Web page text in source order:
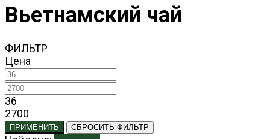
Вьетнамский чай
ФИЛЬТР
Цена
36
2700
ПРИМЕНИТЬ СБРОСИТЬ ФИЛЬТР